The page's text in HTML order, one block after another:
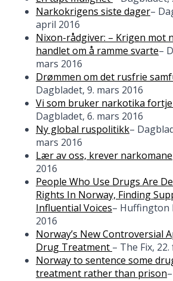
Narkokrigens siste dager–
april 2016
Nixon-rådgiver: – Krigen mot
handlet om å ramme svarte–
mars 2016
Drømmen om det rusfrie
Dagbladet, 9. mars 2016
Vi som bruker narkotika
Dagbladet, 6. mars 2016
Ny global ruspolitikk–
mars 2016
Lær av oss, krever narkomane
2016
People Who Use Drugs Are
Rights In Norway, Finding
Influential Voices– Huffington
2016
Norway’s New Controversial
Drug Treatment – The Fix,
Norway to sentence some
treatment rather than prison